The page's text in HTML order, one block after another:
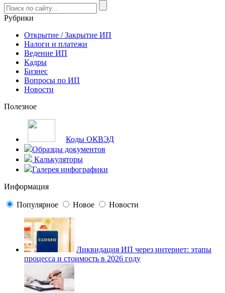
Рубрики
Открытие / Закрытие ИП
Налоги и платежи
Ведение ИП
Кадры
Бизнес
Вопросы по ИП
Новости
Полезное
Коды ОКВЭД
Образцы документов
Калькуляторы
Галерея инфографики
Информация
Популярное Новое Новости
Ликвидация ИП через интернет: этапы
процесса и стоимость в 2026 году